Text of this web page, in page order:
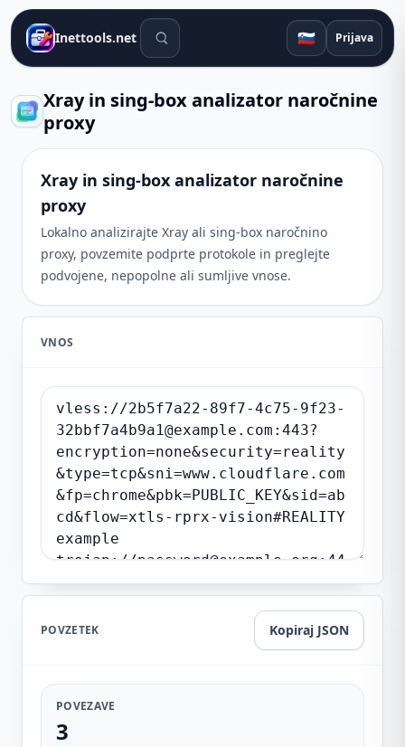
Inettools.net Orodja za iskanje 🇸🇮 Prijava
Xray in sing-box analizator naročnine
proxy
Xray in sing-box analizator naročnine
proxy
Lokalno analizirajte Xray ali sing-box naročnino
proxy, povzemite podprte protokole in preglejte
podvojene, nepopolne ali sumljive vnose.
VNOS
POVZETEK Kopiraj JSON
POVEZAVE
3